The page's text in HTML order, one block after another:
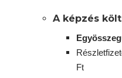
A képzés
Ft